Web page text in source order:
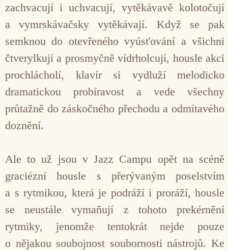
zachvacují i uchvacují, vytěkávavě kolotočují
a vymrskávačsky vytěkávají. Když se pak
semknou do otevřeného vyúsťování a všichni
čtverylkují a prosmyčně vídrholcují, housle akci
prochlácholí, klavír si vydluží melodicko
dramatickou probíravost a vede všechny
průtažně do záskočného přechodu a odmítavého
doznění.
Ale to už jsou v Jazz Campu opět na scéně
graciézní housle s přerývaným poselstvím
a s rytmikou, která je podráží i proráží, housle
se neustále vymaňují z tohoto prekérnění
rytmiky, jenomže tentokrát nejde pouze
o nějakou soubojnost soubornosti nástrojů. Ke